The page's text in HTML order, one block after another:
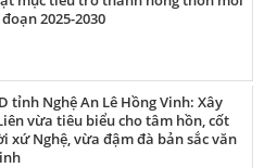
2025-2030
tỉnh Nghệ An Lê Hồng Vinh: Xây
vừa tiêu biểu cho tâm hồn, cốt
xứ Nghệ, vừa đậm đà bản sắc văn